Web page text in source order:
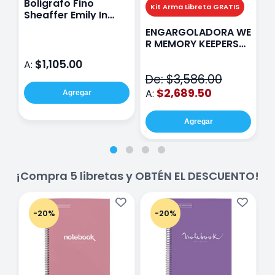
Boligrafo Fino
Sheaffer Emily In
A: $1,105.00
Agregar
Kit Arma Libreta GRATIS
ENGARGOLADORA WE
R MEMORY KEEPERS
De: $3,586.00
A: $2,689.50
Agregar
¡Compra 5 libretas y OBTÉN EL DESCUENTO!
-20% -20%